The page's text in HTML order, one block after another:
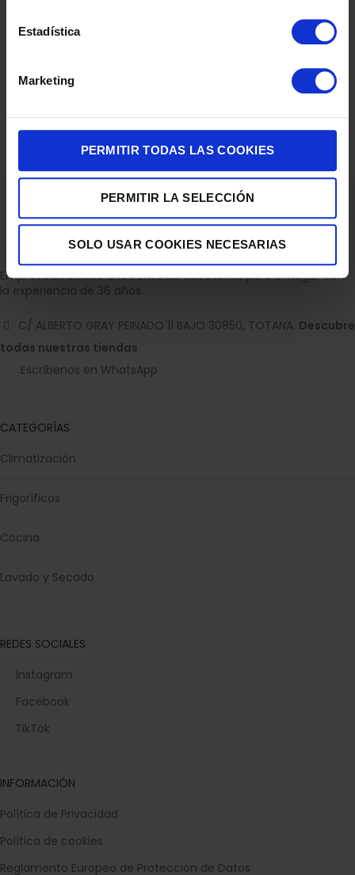
Estadística
Marketing
PERMITIR TODAS LAS COOKIES
PERMITIR LA SELECCIÓN
SOLO USAR COOKIES NECESARIAS
62,90€
Empresa dedicada a la venta de accesorios para el hogar con
la experiencia de 36 años.
C/ ALBERTO GRAY PEINADO 11 BAJO 30850, TOTANA. Descubre
todas nuestras tiendas
Escríbenos en WhatsApp
CATEGORÍAS
Climatización
Frigoríficos
Cocina
Lavado y Secado
REDES SOCIALES
Instagram
Facebook
TikTok
INFORMACIÓN
Política de Privacidad
Política de cookies
Reglamento Europeo de Protección de Datos